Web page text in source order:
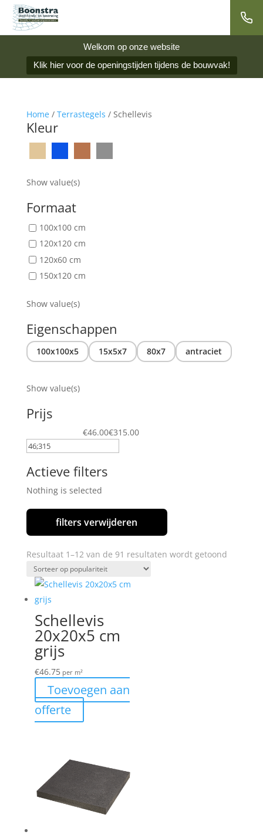
Welkom op onze website
Klik hier voor de openingstijden tijdens de bouwvak!
Home/ Terrastegels / Schellevis
Kleur
Show value(s)
Formaat
100x100 cm
120x120 cm
120x60 cm
150x120 cm
Show value(s)
Eigenschappen
100x100x5 15x5x7 80x7 antraciet
Show value(s)
Prijs
€46.00€315.00
Actieve filters
Nothing is selected
filters verwijderen
Resultaat 1–12 van de 91 resultaten wordt getoond
Schellevis
20x20x5 cm
grijs
€46.75per m²
Toevoegen aan
offerte